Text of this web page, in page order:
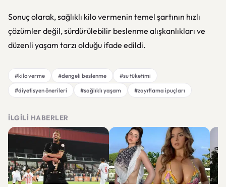
Sonuç olarak, sağlıklı kilo vermenin temel şartının hızlı
çözümler değil, sürdürülebilir beslenme alışkanlıkları ve
düzenli yaşam tarzı olduğu ifade edildi.
#kilo verme #dengeli beslenme
#su tüketimi
#diyetisyen önerileri
#sağlıklı yaşam #zayıflama ipuçları
İLGILI HABERLER